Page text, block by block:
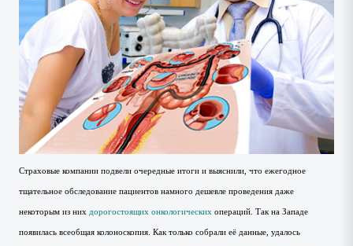
Страховые компании подвели очередные итоги и выяснили, что ежегодное
тщательное обследование пациентов намного дешевле проведения даже
некоторым из них дорогостоящих онкологических операций. Так на Западе
появилась всеобщая колоноскопия. Как только собрали её данные, удалось